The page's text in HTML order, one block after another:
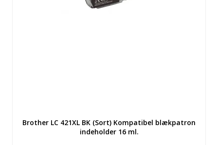
Brother LC 421XL BK (Sort) Kompatibel blækpatron
indeholder 16 ml.